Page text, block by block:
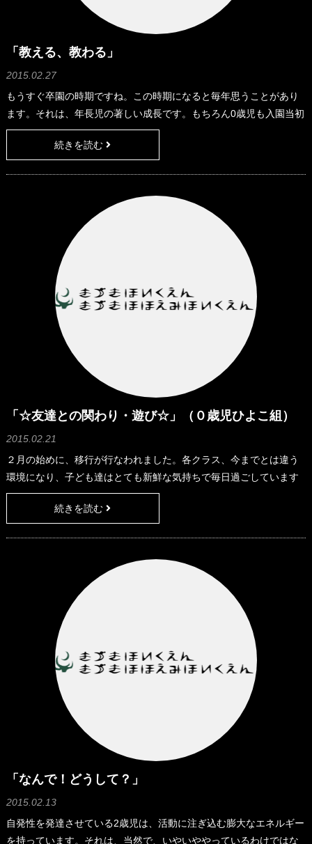
「教える、教わる」
2015.02.27
もうすぐ卒園の時期ですね。この時期になると毎年思うことがあり
ます。それは、年長児の著しい成長です。もちろん0歳児も入園当初
から考えると多くの事が出来るようになり、見違えるように成長を
しています。 しかし、年長児の成長は肉体的な成長や運動能力の成
いるということももちろんあるとは
続きを読む
「☆友達との関わり・遊び☆」（０歳児ひよこ組）
2015.02.21
２月の始めに、移行が行なわれました。各クラス、今までとは違う
環境になり、子ども達はとても新鮮な気持ちで毎日過ごしています
☆ ひよこ組の保育室もガラリと雰囲気が変わり、玩具なども今まで
とちょっと違うものになり、子ども達は毎日楽しく遊んでいます。
いている姿を見つけました。これは、
続きを読む
「なんで！どうして？」
2015.02.13
自発性を発達させている2歳児は、活動に注ぎ込む膨大なエネルギー
を持っています。それは、当然で、いやいややっているわけではな